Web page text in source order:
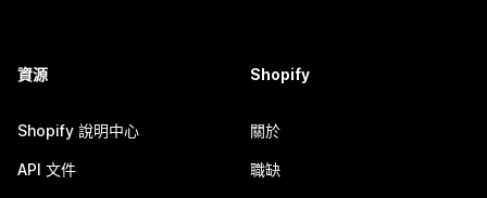
資源
Shopify 說明中心
API 文件
Shopify
關於
職缺